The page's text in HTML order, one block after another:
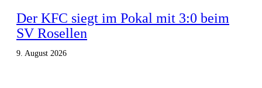
Der KFC siegt im Pokal mit 3:0 beim
SV Rosellen
9. August 2026